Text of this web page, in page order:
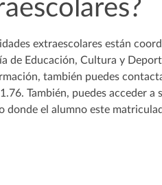
extraescolares están
de Educación, Cultura y
también puedes
También, puedes acceder
donde el alumno este